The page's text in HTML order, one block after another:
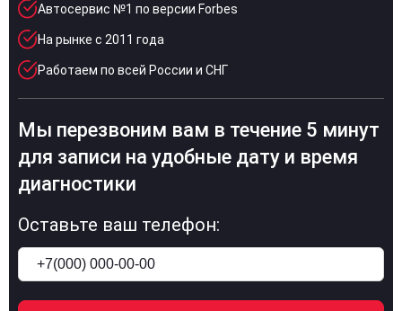
Автосервис №1 по версии Forbes
На рынке с 2011 года
Работаем по всей России и СНГ
Мы перезвоним вам в течение 5 минут
для записи на удобные дату и время
диагностики
Оставьте ваш телефон: